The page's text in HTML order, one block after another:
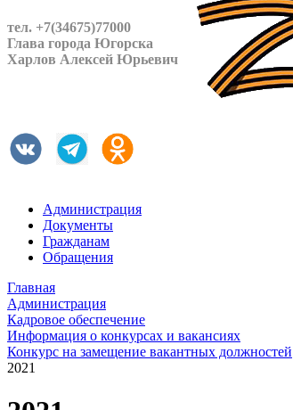
тел. +7(34675)77000
Глава города Югорска
Харлов Алексей Юрьевич
Администрация
Документы
Гражданам
Обращения
Главная
Администрация
Кадровое обеспечение
Информация о конкурсах и вакансиях
Конкурс на замещение вакантных должностей
2021